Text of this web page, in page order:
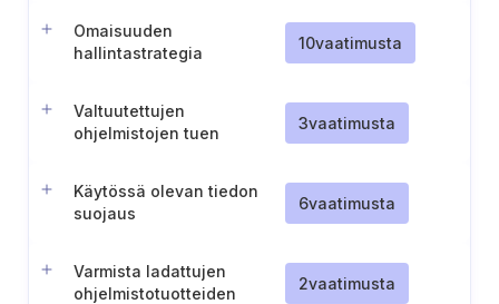
perusteella
Omaisuuden
hallintastrategia
10vaatimusta
Valtuutettujen
ohjelmistojen tuen
3vaatimusta
Käytössä olevan tiedon
suojaus
6vaatimusta
Varmista ladattujen
ohjelmistotuotteiden
2vaatimusta